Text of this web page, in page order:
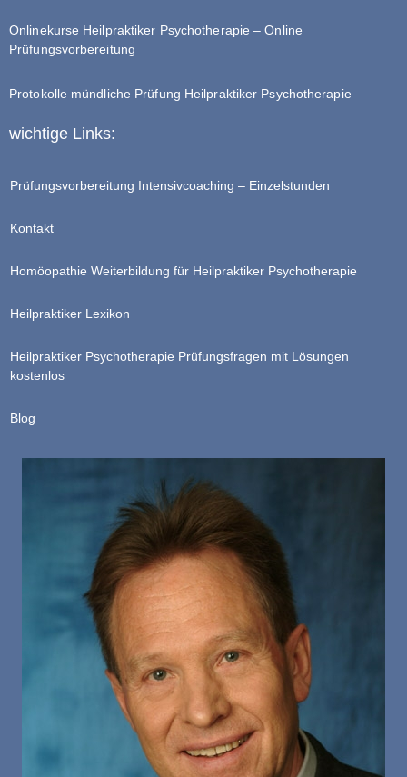
Onlinekurse Heilpraktiker Psychotherapie – Online
Prüfungsvorbereitung
Protokolle mündliche Prüfung Heilpraktiker Psychotherapie
wichtige Links:
Prüfungsvorbereitung Intensivcoaching – Einzelstunden
Kontakt
Homöopathie Weiterbildung für Heilpraktiker Psychotherapie
Heilpraktiker Lexikon
Heilpraktiker Psychotherapie Prüfungsfragen mit Lösungen
kostenlos
Blog